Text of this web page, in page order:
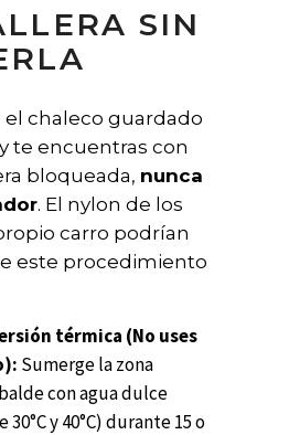
SIN
el chaleco guardado
te encuentras con
bloqueada, nunca
. El nylon de los
carro podrían
este procedimiento
térmica (No uses
Sumerge la zona
con agua dulce
y 40°C) durante 15 o